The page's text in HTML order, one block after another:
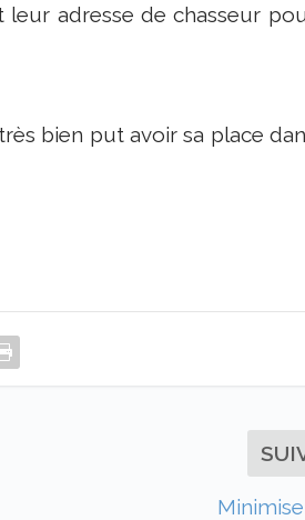
adresse de chasseur
bien put avoir sa place